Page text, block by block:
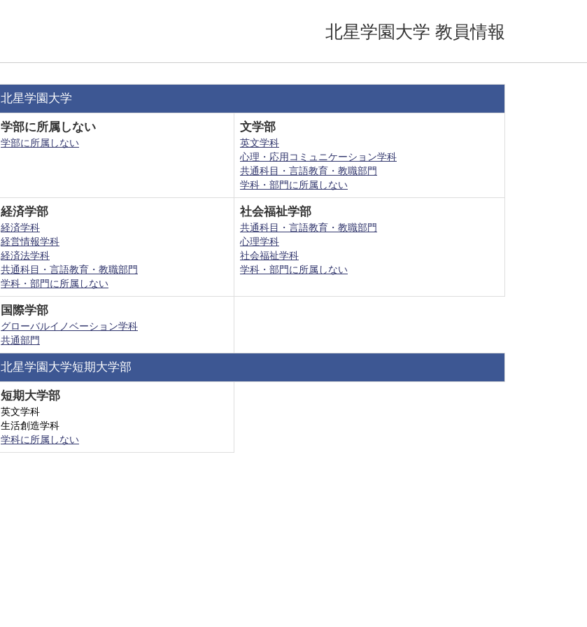
北星学園大学 教員情報
北星学園大学
学部に所属しない
学部に所属しない
文学部
英文学科
心理・応用コミュニケーション学科
共通科目・言語教育・教職部門
学科・部門に所属しない
経済学部
経済学科
経営情報学科
経済法学科
共通科目・言語教育・教職部門
学科・部門に所属しない
社会福祉学部
共通科目・言語教育・教職部門
心理学科
社会福祉学科
学科・部門に所属しない
国際学部
グローバルイノベーション学科
共通部門
北星学園大学短期大学部
短期大学部
英文学科
生活創造学科
学科に所属しない